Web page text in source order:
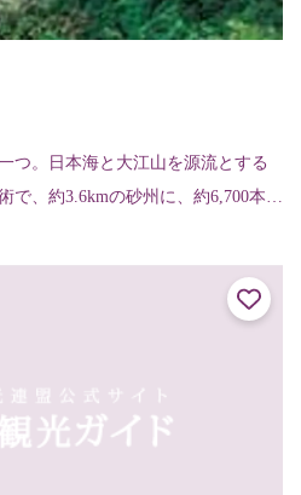
つ。日本海と大江山を源流とする
、約3.6kmの砂州に、約6,700本の